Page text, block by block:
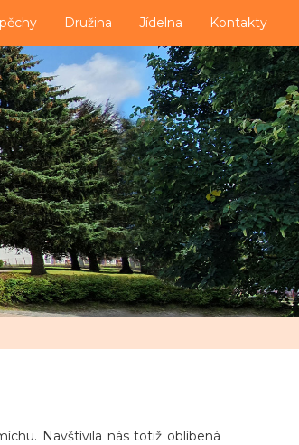
Družina Jídelna Kontakty
Navštívila nás totiž oblíbená